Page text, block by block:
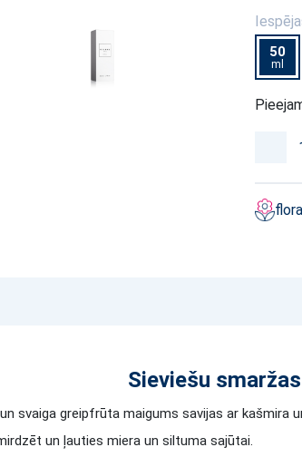
50
ml
Sieviešu
svaiga greipfrūta maigums savijas ar kašmira
un ļauties miera un siltuma sajūtai.